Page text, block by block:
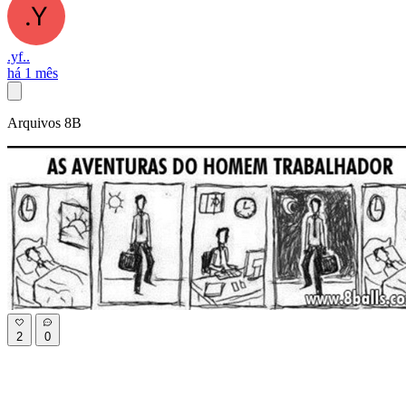
.yf..
há 1 mês
Arquivos 8B
2 0